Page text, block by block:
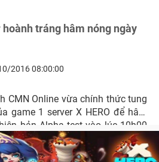
hoành tráng hâm nóng ngày
2016 08:00:00
CMN Online vừa chính thức tung
game 1 server X HERO để hâm
bản Alpha test vào lúc 10h00